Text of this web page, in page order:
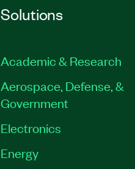
Solutions
Academic & Research
Aerospace, Defense, &
Government
Electronics
Energy